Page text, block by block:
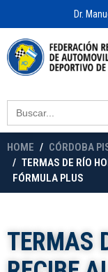
Dr.
Search
for:
HOME
CÓRDOBA
TERMAS DE RÍO
FÓRMULA PLUS
TERMAS